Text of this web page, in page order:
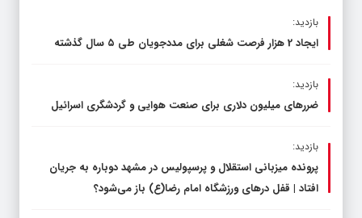
بازدید:
ایجاد 2 هزار فرصت شغلی برای مددجویان طی ۵ سال گذشته
بازدید:
ضررهای میلیون دلاری برای صنعت هوایی و گردشگری اسرائیل
بازدید:
پرونده میزبانی استقلال و پرسپولیس در مشهد دوباره به جریان
افتاد | قفل در‌های ورزشگاه امام رضا(ع) باز می‌شود؟